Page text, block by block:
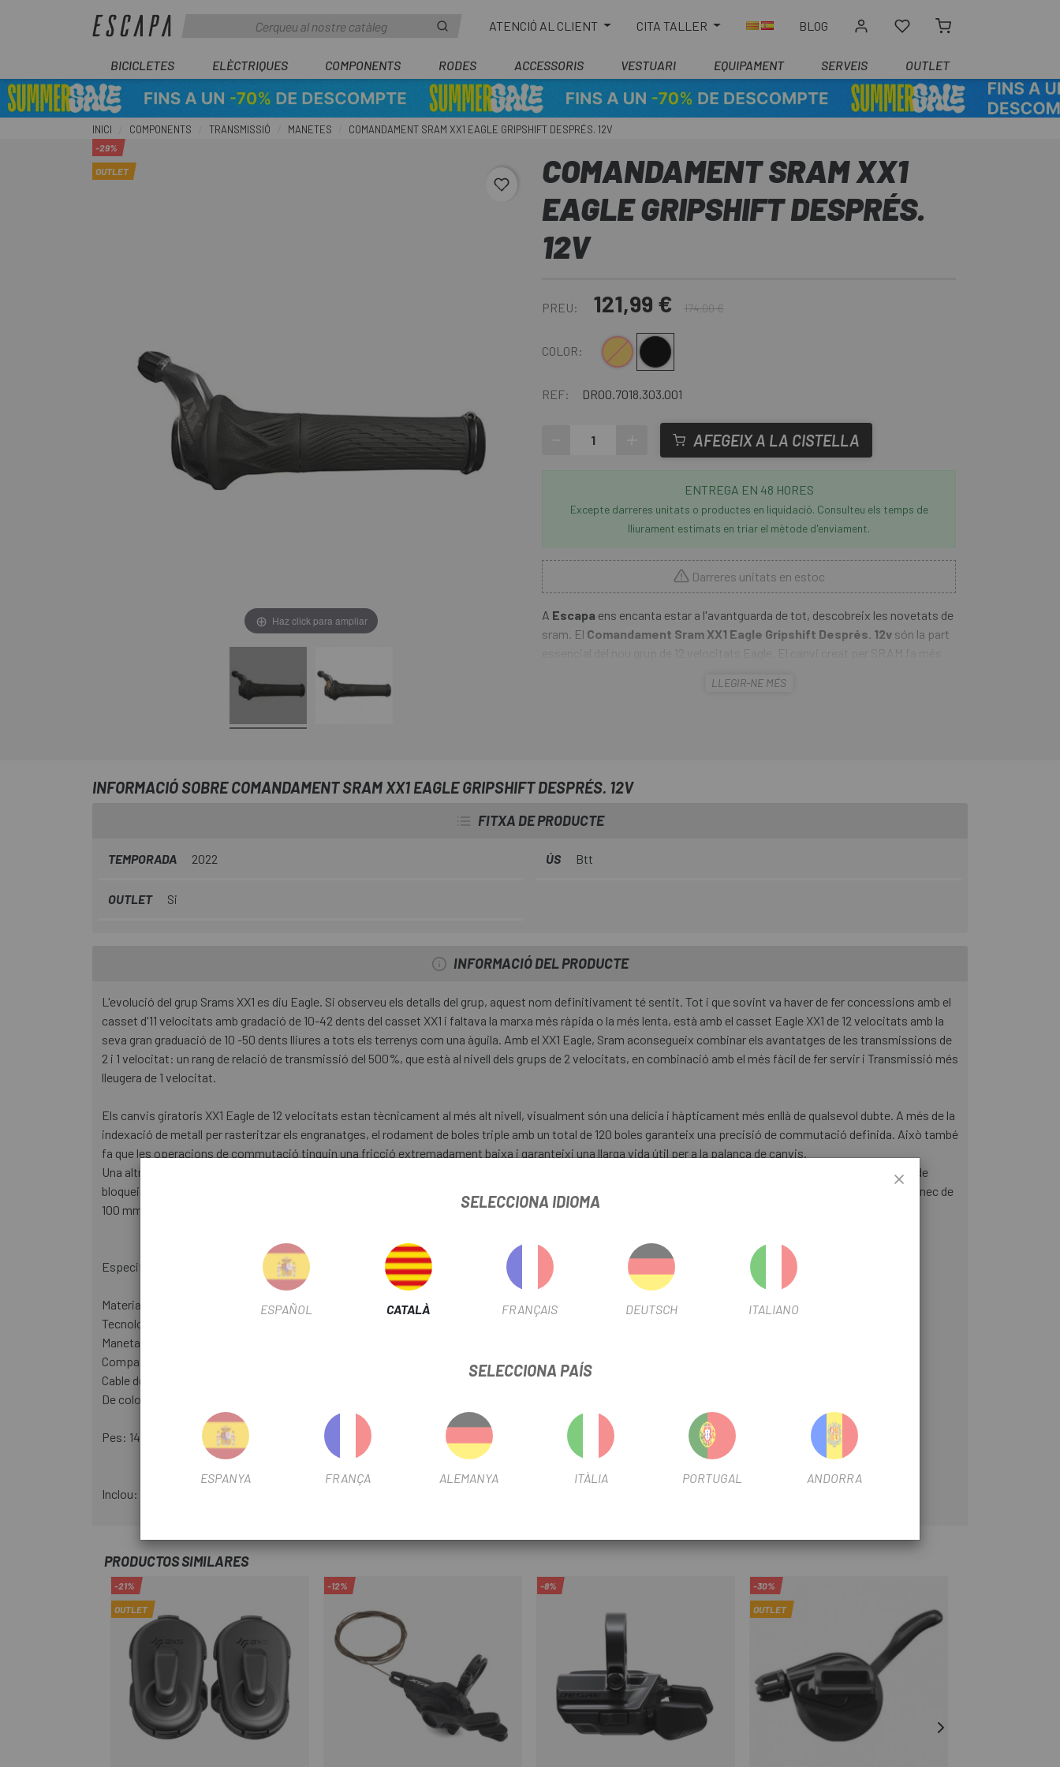
ATENCIÓ AL CLIENT CITA TALLER BLOG
BICICLETES ELÈCTRIQUES COMPONENTS RODES ACCESSORIS VESTUARI EQUIPAMENT SERVEIS OUTLET
INICI COMPONENTS TRANSMISSIÓ MANETES COMANDAMENT SRAM XX1 EAGLE GRIPSHIFT DESPRÉS. 12V
favorite_border
-29%
OUTLET
Haz click para ampliar
COMANDAMENT SRAM XX1
EAGLE GRIPSHIFT DESPRÉS.
12V
PREU: 121,99 € 174,00 €
COLOR: Daurat Negre
REF: DR00.7018.303.001
AFEGEIX A LA CISTELLA
ENTREGA EN 48 HORES
Excepte darreres unitats o productes en liquidació. Consulteu els temps de
lliurament estimats en triar el mètode d'enviament.
Darreres unitats en estoc
A Escapa ens encanta estar a l'avantguarda de tot, descobreix les novetats de
sram. El Comandament Sram XX1 Eagle Gripshift Després. 12v són la part
essencial del nou grup de 12 velocitats Eagle. El canvi creat per SRAM fa més
Jaws i Speed Metal que ofereix una major durabilitat i precisió en el canvi.
LLEGIR-NE MÉS
INFORMACIÓ SOBRE COMANDAMENT SRAM XX1 EAGLE GRIPSHIFT DESPRÉS. 12V
FITXA DE PRODUCTE
TEMPORADA 2022 ÚS Btt
OUTLET Si
INFORMACIÓ DEL PRODUCTE
L'evolució del grup Srams XX1 es diu Eagle. Si observeu els detalls del grup, aquest nom definitivament té sentit. Tot i que sovint va haver de fer concessions amb el
casset d'11 velocitats amb gradació de 10-42 dents del casset XX1 i faltava la marxa més ràpida o la més lenta, està amb el casset Eagle XX1 de 12 velocitats amb la
seva gran graduació de 10 -50 dents lliures a tots els terrenys com una àguila. Amb el XX1 Eagle, Sram aconsegueix combinar els avantatges de les transmissions de
2 i 1 velocitat: un rang de relació de transmissió del 500%, que està al nivell dels grups de 2 velocitats, en combinació amb el més fàcil de fer servir i Transmissió més
lleugera de 1 velocitat.
Els canvis giratoris XX1 Eagle de 12 velocitats estan tècnicament al més alt nivell, visualment són una delícia i hàpticament més enllà de qualsevol dubte. A més de la
indexació de metall per rasteritzar els engranatges, el rodament de boles triple amb un total de 120 boles garanteix una precisió de commutació definida. Això també
fa que les operacions de commutació tinguin una fricció extremadament baixa i garanteixi una llarga vida útil per a la palanca de canvis.
Una altra característica pràctica són les manetes de bloqueig integrades, que simplement es poden fer clic a la palanca de canvis i també vénen amb un anell de
bloqueig a l'exterior. Per tant, els mànecs són sòlids com una roca als manillars. Si voleu estalviar uns grams, el Twister es pot equipar amb qualsevol altre mànec de
100 mm de llarg.
Especificacions tècniques:
Material: alumini, carboni
Tecnologia: Actuació X
Maneta: Mandíbules Lock-On
Compatibilitat: 12 velocitats
Cable de canvi: recobert de PTFE
De color negre
Pes: 140 g (mànec giratori incl. cable), aprox. 202 g (mànec giratori incl. Ambdós mànecs)
Inclou: 1x puny giratori dret que inclou punys de manillar lock-on esquerre i dret
PRODUCTOS SIMILARES
-21%
OUTLET
-12% -8% -30%
OUTLET
SELECCIONA IDIOMA
ESPAÑOL CATALÀ FRANÇAIS DEUTSCH ITALIANO
SELECCIONA PAÍS
ESPANYA FRANÇA ALEMANYA ITÀLIA PORTUGAL ANDORRA